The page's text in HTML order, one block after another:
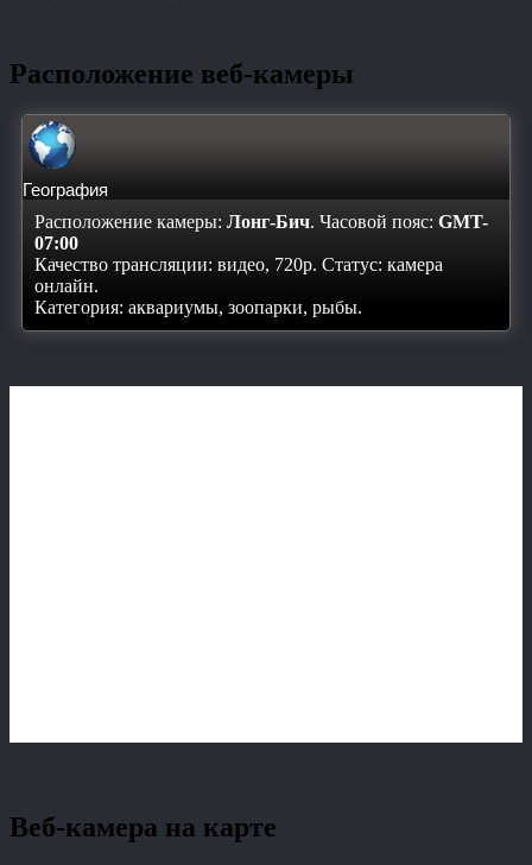
Расположение веб-камеры
География
Расположение камеры: Лонг-Бич. Часовой пояс: GMT-
07:00
Качество трансляции: видео, 720p. Статус: камера
онлайн.
Категория: аквариумы, зоопарки, рыбы.
Веб-камера на карте